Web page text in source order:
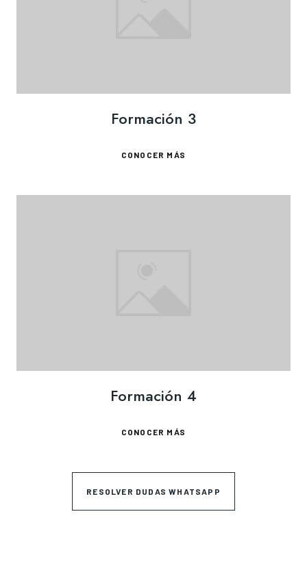
Formación 3
CONOCER MÁS
Formación 4
CONOCER MÁS
RESOLVER DUDAS WHATSAPP